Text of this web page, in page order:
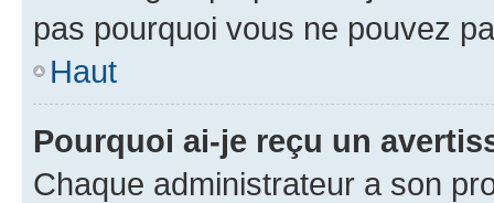
pas pourquoi vous ne pouvez
Haut
Pourquoi ai-je reçu un
Chaque administrateur a son